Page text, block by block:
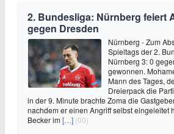
2. Bundesliga: Nürnberg feiert
gegen Dresden
Nürnberg - Zum
Spieltags der 2.
Nürnberg 3: 0
gewonnen.
Mann des Tages,
Dreierpack die
in der 9. Minute brachte Zoma die
nachdem er einen Angriff selbst eingeleitet
Becker im[…] (00)